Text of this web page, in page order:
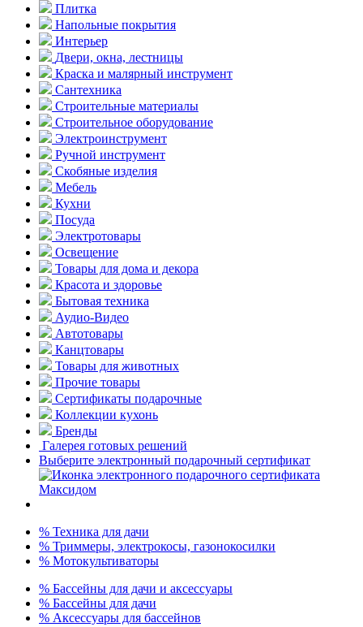
Плитка
Напольные покрытия
Интерьер
Двери, окна, лестницы
Краска и малярный инструмент
Сантехника
Строительные материалы
Строительное оборудование
Электроинструмент
Ручной инструмент
Скобяные изделия
Мебель
Кухни
Посуда
Электротовары
Освещение
Товары для дома и декора
Красота и здоровье
Бытовая техника
Аудио-Видео
Автотовары
Канцтовары
Товары для животных
Прочие товары
Сертификаты подарочные
Коллекции кухонь
Бренды
Галерея готовых решений
Выберите электронный подарочный сертификат
% Техника для дачи
% Триммеры, электрокосы, газонокосилки
% Мотокультиваторы
% Бассейны для дачи и аксессуары
% Бассейны для дачи
% Аксессуары для бассейнов